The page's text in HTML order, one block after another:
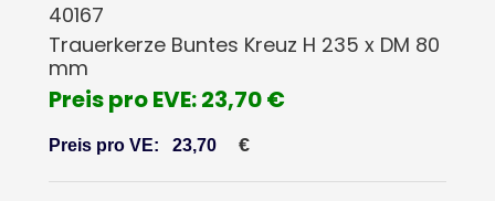
40167
Trauerkerze Buntes Kreuz H 235 x DM 80
mm
Preis pro EVE: 23,70 €
Preis pro VE: 23,70 €